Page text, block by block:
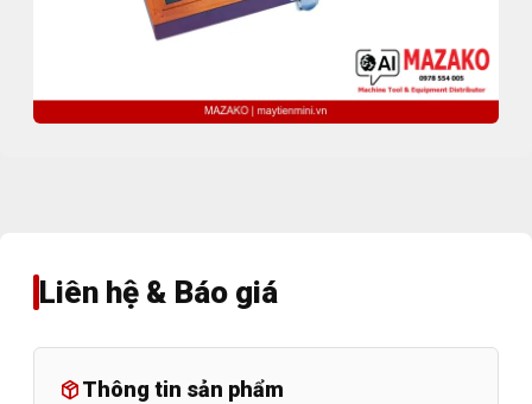
Liên hệ & Báo giá
Thông tin sản phẩm